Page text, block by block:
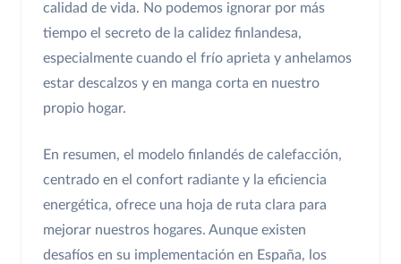
calidad de vida. No podemos ignorar por más
tiempo el secreto de la calidez finlandesa,
especialmente cuando el frío aprieta y anhelamos
estar descalzos y en manga corta en nuestro
propio hogar.
En resumen, el modelo finlandés de calefacción,
centrado en el confort radiante y la eficiencia
energética, ofrece una hoja de ruta clara para
mejorar nuestros hogares. Aunque existen
desafíos en su implementación en España, los